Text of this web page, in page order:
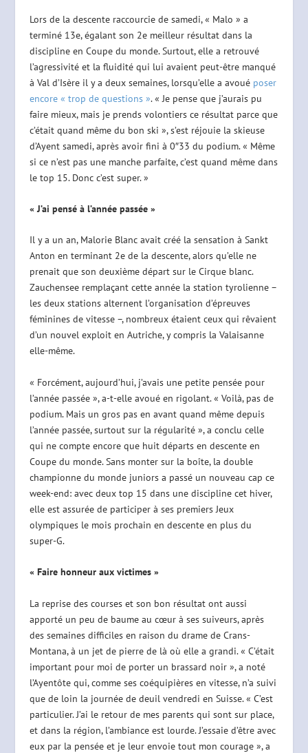
Lors de la descente raccourcie de samedi, « Malo » a
terminé 13e, égalant son 2e meilleur résultat dans la
discipline en Coupe du monde. Surtout, elle a retrouvé
l’agressivité et la fluidité qui lui avaient peut-être manqué
à Val d’Isère il y a deux semaines, lorsqu’elle a avoué poser
encore « trop de questions ». « Je pense que j’aurais pu
faire mieux, mais je prends volontiers ce résultat parce que
c’était quand même du bon ski », s’est réjouie la skieuse
d’Ayent samedi, après avoir fini à 0″33 du podium. « Même
si ce n’est pas une manche parfaite, c’est quand même dans
le top 15. Donc c’est super. »
« J’ai pensé à l’année passée »
Il y a un an, Malorie Blanc avait créé la sensation à Sankt
Anton en terminant 2e de la descente, alors qu’elle ne
prenait que son deuxième départ sur le Cirque blanc.
Zauchensee remplaçant cette année la station tyrolienne –
les deux stations alternent l’organisation d’épreuves
féminines de vitesse –, nombreux étaient ceux qui rêvaient
d’un nouvel exploit en Autriche, y compris la Valaisanne
elle-même.
« Forcément, aujourd’hui, j’avais une petite pensée pour
l’année passée », a-t-elle avoué en rigolant. « Voilà, pas de
podium. Mais un gros pas en avant quand même depuis
l’année passée, surtout sur la régularité », a conclu celle
qui ne compte encore que huit départs en descente en
Coupe du monde. Sans monter sur la boîte, la double
championne du monde juniors a passé un nouveau cap ce
week-end: avec deux top 15 dans une discipline cet hiver,
elle est assurée de participer à ses premiers Jeux
olympiques le mois prochain en descente en plus du
super-G.
« Faire honneur aux victimes »
La reprise des courses et son bon résultat ont aussi
apporté un peu de baume au cœur à ses suiveurs, après
des semaines difficiles en raison du drame de Crans-
Montana, à un jet de pierre de là où elle a grandi. « C’était
important pour moi de porter un brassard noir », a noté
l’Ayentôte qui, comme ses coéquipières en vitesse, n’a suivi
que de loin la journée de deuil vendredi en Suisse. « C’est
particulier. J’ai le retour de mes parents qui sont sur place,
et dans la région, l’ambiance est lourde. J’essaie d’être avec
eux par la pensée et je leur envoie tout mon courage », a